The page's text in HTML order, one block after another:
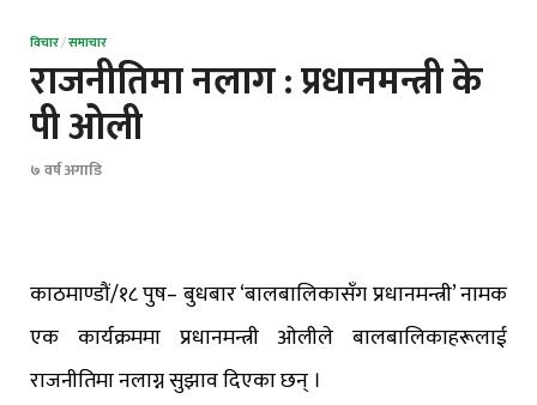
विचार/समाचार
राजनीतिमा नलाग : प्रधानमन्त्री के
पी ओली
७ वर्ष अगाडि
काठमाण्डौं/१८ पुष– बुधबार ‘बालबालिकासँग प्रधानमन्त्री’ नामक
एक कार्यक्रममा प्रधानमन्त्री ओलीले बालबालिकाहरूलाई
राजनीतिमा नलाग्न सुझाव दिएका छन् ।